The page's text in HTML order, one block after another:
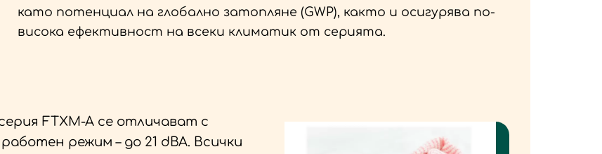
като потенциал на глобално затопляне (GWP), както и осигурява по-
висока ефективност на всеки климатик от серията.
FTXM-A се отличават с
режим – до 21 dBA. Всички